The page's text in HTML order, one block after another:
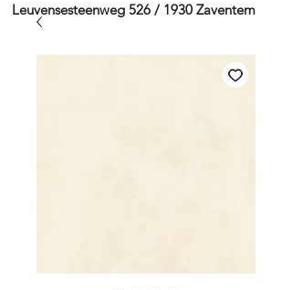
Leuvensesteenweg 526 / 1930 Zaventem